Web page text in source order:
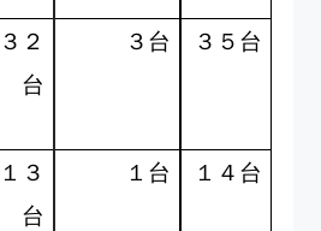
３２
台
３台 ３５台
１３
台
１台 １４台